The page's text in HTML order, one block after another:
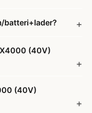
batteri+lader?
(40V)
(40V)